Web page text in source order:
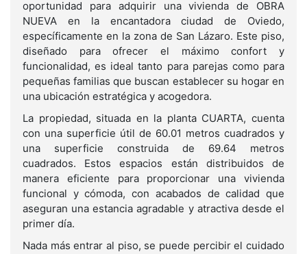
oportunidad para adquirir una vivienda de OBRA
NUEVA en la encantadora ciudad de Oviedo,
específicamente en la zona de San Lázaro. Este piso,
diseñado para ofrecer el máximo confort y
funcionalidad, es ideal tanto para parejas como para
pequeñas familias que buscan establecer su hogar en
una ubicación estratégica y acogedora.
La propiedad, situada en la planta CUARTA, cuenta
con una superficie útil de 60.01 metros cuadrados y
una superficie construida de 69.64 metros
cuadrados. Estos espacios están distribuidos de
manera eficiente para proporcionar una vivienda
funcional y cómoda, con acabados de calidad que
aseguran una estancia agradable y atractiva desde el
primer día.
Nada más entrar al piso, se puede percibir el cuidado